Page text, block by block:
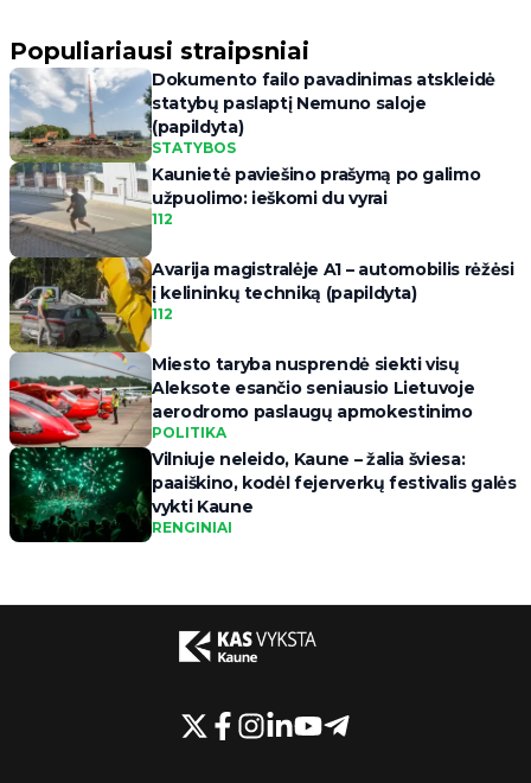
Populiariausi straipsniai
Dokumento failo pavadinimas atskleidė
statybų paslaptį Nemuno saloje
(papildyta)
STATYBOS
Kaunietė paviešino prašymą po galimo
užpuolimo: ieškomi du vyrai
112
Avarija magistralėje A1 – automobilis rėžėsi
į kelininkų techniką (papildyta)
112
Miesto taryba nusprendė siekti visų
Aleksote esančio seniausio Lietuvoje
aerodromo paslaugų apmokestinimo
POLITIKA
Vilniuje neleido, Kaune – žalia šviesa:
paaiškino, kodėl fejerverkų festivalis galės
vykti Kaune
RENGINIAI